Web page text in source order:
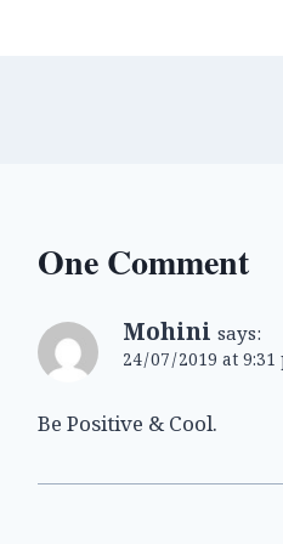
One Comment
Mohini says:
24/07/2019 at 9:31
Be Positive & Cool.